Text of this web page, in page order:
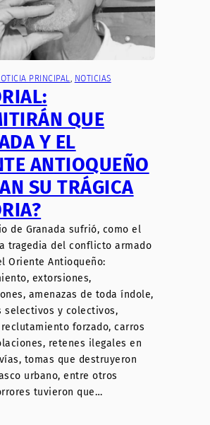
PRINCIPAL, NOTICIAS
QUE
Y EL
ANTIOQUEÑO
SU TRÁGICA
de Granada sufrió, como el
tragedia del conflicto armado
Oriente Antioqueño:
extorsiones,
amenazas de toda índole,
selectivos y colectivos,
reclutamiento forzado, carros
retenes ilegales en
tomas que destruyeron
urbano, entre otros
tuvieron que…